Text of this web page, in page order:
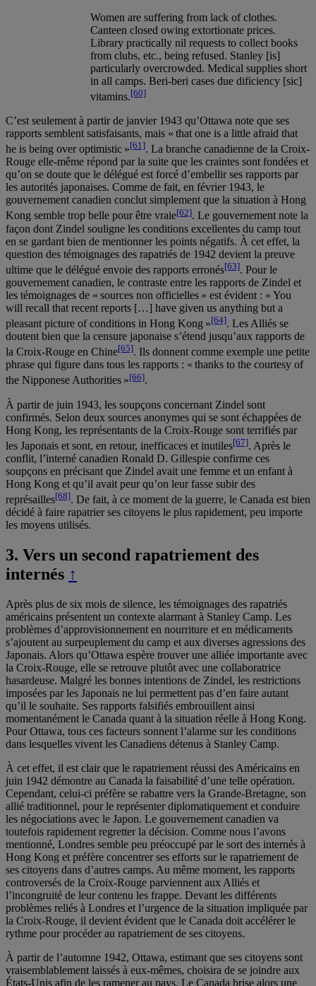
Women are suffering from lack of clothes.
Canteen closed owing extortionate prices.
Library practically nil requests to collect books
from clubs, etc., being refused. Stanley [is]
particularly overcrowded. Medical supplies short
in all camps. Beri-beri cases due dificiency [sic]
vitamins.[60]
C’est seulement à partir de janvier 1943 qu’Ottawa note que ses
rapports semblent satisfaisants, mais « that one is a little afraid that
he is being over optimistic »[61]. La branche canadienne de la Croix-
Rouge elle-même répond par la suite que les craintes sont fondées et
qu’on se doute que le délégué est forcé d’embellir ses rapports par
les autorités japonaises. Comme de fait, en février 1943, le
gouvernement canadien conclut simplement que la situation à Hong
Kong semble trop belle pour être vraie[62]. Le gouvernement note la
façon dont Zindel souligne les conditions excellentes du camp tout
en se gardant bien de mentionner les points négatifs. À cet effet, la
question des témoignages des rapatriés de 1942 devient la preuve
ultime que le délégué envoie des rapports erronés[63]. Pour le
gouvernement canadien, le contraste entre les rapports de Zindel et
les témoignages de « sources non officielles » est évident : « You
will recall that recent reports […] have given us anything but a
pleasant picture of conditions in Hong Kong »[64]. Les Alliés se
doutent bien que la censure japonaise s’étend jusqu’aux rapports de
la Croix-Rouge en Chine[65]. Ils donnent comme exemple une petite
phrase qui figure dans tous les rapports : « thanks to the courtesy of
the Nipponese Authorities »[66].
À partir de juin 1943, les soupçons concernant Zindel sont
confirmés. Selon deux sources anonymes qui se sont échappées de
Hong Kong, les représentants de la Croix-Rouge sont terrifiés par
les Japonais et sont, en retour, inefficaces et inutiles[67]. Après le
conflit, l’interné canadien Ronald D. Gillespie confirme ces
soupçons en précisant que Zindel avait une femme et un enfant à
Hong Kong et qu’il avait peur qu’on leur fasse subir des
représailles[68]. De fait, à ce moment de la guerre, le Canada est bien
décidé à faire rapatrier ses citoyens le plus rapidement, peu importe
les moyens utilisés.
3. Vers un second rapatriement des
internés ↑
Après plus de six mois de silence, les témoignages des rapatriés
américains présentent un contexte alarmant à Stanley Camp. Les
problèmes d’approvisionnement en nourriture et en médicaments
s’ajoutent au surpeuplement du camp et aux diverses agressions des
Japonais. Alors qu’Ottawa espère trouver une alliée importante avec
la Croix-Rouge, elle se retrouve plutôt avec une collaboratrice
hasardeuse. Malgré les bonnes intentions de Zindel, les restrictions
imposées par les Japonais ne lui permettent pas d’en faire autant
qu’il le souhaite. Ses rapports falsifiés embrouillent ainsi
momentanément le Canada quant à la situation réelle à Hong Kong.
Pour Ottawa, tous ces facteurs sonnent l’alarme sur les conditions
dans lesquelles vivent les Canadiens détenus à Stanley Camp.
À cet effet, il est clair que le rapatriement réussi des Américains en
juin 1942 démontre au Canada la faisabilité d’une telle opération.
Cependant, celui-ci préfère se rabattre vers la Grande-Bretagne, son
allié traditionnel, pour le représenter diplomatiquement et conduire
les négociations avec le Japon. Le gouvernement canadien va
toutefois rapidement regretter la décision. Comme nous l’avons
mentionné, Londres semble peu préoccupé par le sort des internés à
Hong Kong et préfère concentrer ses efforts sur le rapatriement de
ses citoyens dans d’autres camps. Au même moment, les rapports
controversés de la Croix-Rouge parviennent aux Alliés et
l’incongruité de leur contenu les frappe. Devant les différents
problèmes reliés à Londres et l’urgence de la situation impliquée par
la Croix-Rouge, il devient évident que le Canada doit accélérer le
rythme pour procéder au rapatriement de ses citoyens.
À partir de l’automne 1942, Ottawa, estimant que ses citoyens sont
vraisemblablement laissés à eux-mêmes, choisira de se joindre aux
États-Unis afin de les ramener au pays. Le Canada brise alors une